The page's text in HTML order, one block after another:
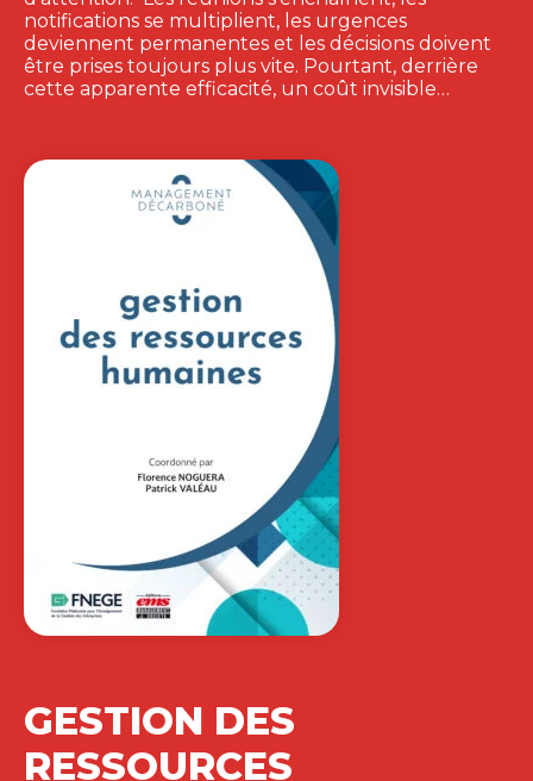
notifications se multiplient, les urgences
deviennent permanentes et les décisions doivent
être prises toujours plus vite. Pourtant, derrière
cette apparente efficacité, un coût invisible…
GESTION DES
RESSOURCES